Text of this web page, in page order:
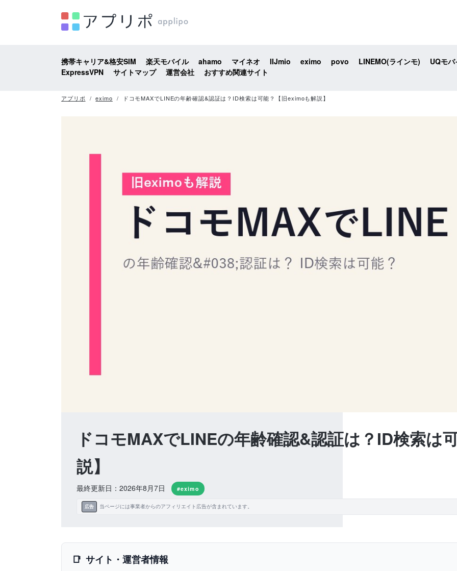
携帯キャリア&格安SIM 楽天モバイル ahamo マイネオ IIJmio eximo povo LINEMO(ラインモ)
UQモ
ExpressVPN
サイトマップ 運営会社 おすすめ関連サイト
アプリポ eximo ドコモMAXでLINEの年齢確認&認証は？ID検索は可能？【旧eximoも解説】
ドコモMAXでLINEの年齢確認&認証は？ID検索は
説】
最終更新日：2026年8月7日 #eximo
広告 当ページには事業者からのアフィリエイト広告が含まれています。
サイト・運営者情報